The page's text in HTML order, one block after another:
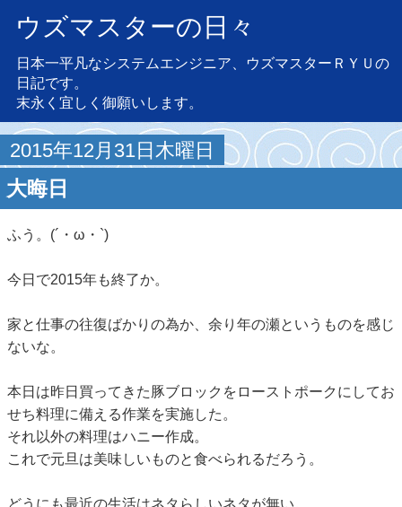
ウズマスターの日々
日本一平凡なシステムエンジニア、ウズマスターＲＹＵの
日記です。
末永く宜しく御願いします。
2015年12月31日木曜日
大晦日
ふう。(´・ω・`)
今日で2015年も終了か。
家と仕事の往復ばかりの為か、余り年の瀬というものを感じ
ないな。
本日は昨日買ってきた豚ブロックをローストポークにしてお
せち料理に備える作業を実施した。
それ以外の料理はハニー作成。
これで元旦は美味しいものと食べられるだろう。
どうにも最近の生活はネタらしいネタが無い。